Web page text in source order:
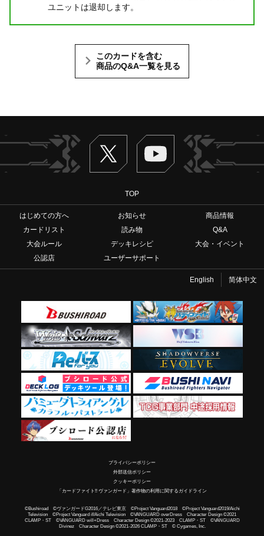
ユニットは退却します。
このカードを含む
商品のQ&A一覧を見る
Twitter ヴァンガードch
TOP
はじめての方へ お知らせ
商品情報
カードリスト
読み物
Q&A
大会ルール
デッキレシピ
大会・イベント
公認店
ユーザーサポート
English 简体中文
プライバシーポリシー
外部送信ポリシー
クッキーポリシー
「カードファイト!! ヴァンガード」著作物の利用に関するガイドライン
©Bushiroad ©ヴァンガードG2016／テレビ東京 ©Project Vanguard2018 ©Project Vanguard2019/Aichi
Television ©Project Vanguard if/Aichi Television ©VANGUARD overDress Character Design ©2021
CLAMP・ST ©VANGUARD will+Dress Character Design ©2021-2023 CLAMP・ST ©VANGUARD
Divinez Character Design ©2021-2026 CLAMP・ST © Cygames, Inc.